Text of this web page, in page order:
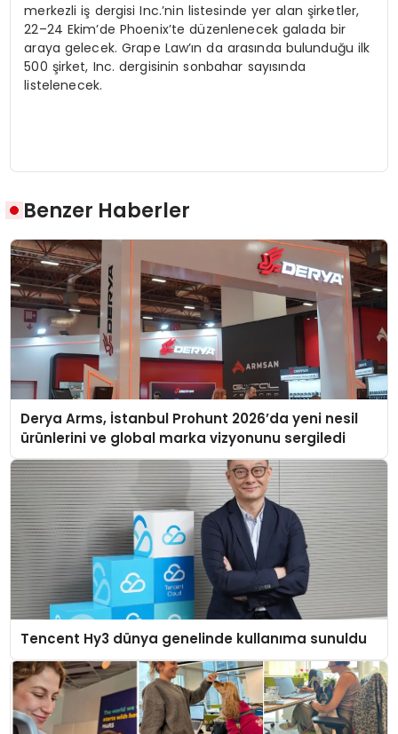
merkezli iş dergisi Inc.’nin listesinde yer alan şirketler,
22–24 Ekim’de Phoenix’te düzenlenecek galada bir
araya gelecek. Grape Law’ın da arasında bulunduğu ilk
500 şirket, Inc. dergisinin sonbahar sayısında
listelenecek.
Benzer Haberler
Derya Arms, İstanbul Prohunt 2026’da yeni nesil
ürünlerini ve global marka vizyonunu sergiledi
Tencent Hy3 dünya genelinde kullanıma sunuldu